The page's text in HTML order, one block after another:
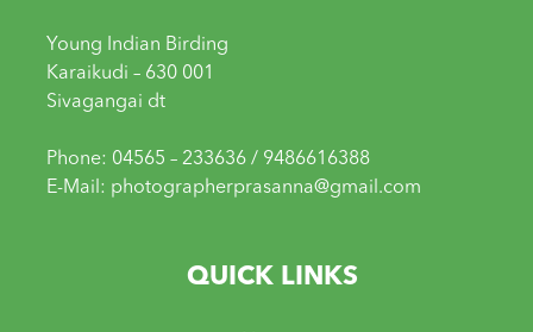
Young Indian Birding
Karaikudi – 630 001
Sivagangai dt
Phone: 04565 – 233636 / 9486616388
E-Mail: photographerprasanna@gmail.com
QUICK LINKS